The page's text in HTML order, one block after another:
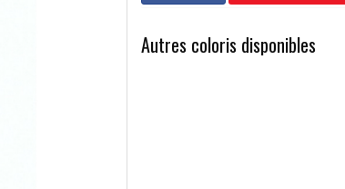
Autres coloris disponibles